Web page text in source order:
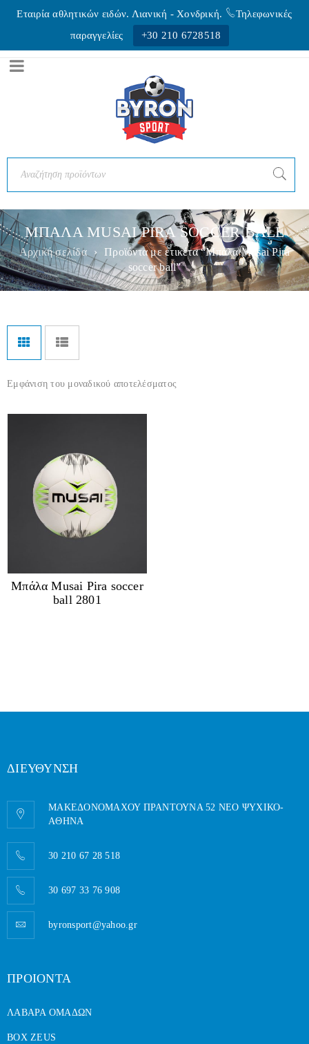
Εταιρία αθλητικών ειδών. Λιανική - Xονδρική.
Τηλεφωνικές
παραγγελίες
+30 210 6728518
ΜΠΑΛΑ MUSAI PIRA SOCCER BALL
Αρχική σελίδα ›
Προϊόντα με ετικέτα “Μπάλα Musai Pira
soccer ball”
Εμφάνιση του μοναδικού αποτελέσματος
Μπάλα Musai Pira soccer
ball 2801
ΔΙΕΥΘΥΝΣΗ
ΜΑΚΕΔΟΝΟΜΑΧΟΥ ΠΡΑΝΤΟΥΝΑ 52 ΝΕΟ ΨΥΧΙΚΟ-
AΘΗΝΑ
30 210 67 28 518
30 697 33 76 908
byronsport@yahoo.gr
ΠΡΟΙΟΝΤΑ
ΛΑΒΑΡΑ ΟΜΑΔΩΝ
BOX ZEUS